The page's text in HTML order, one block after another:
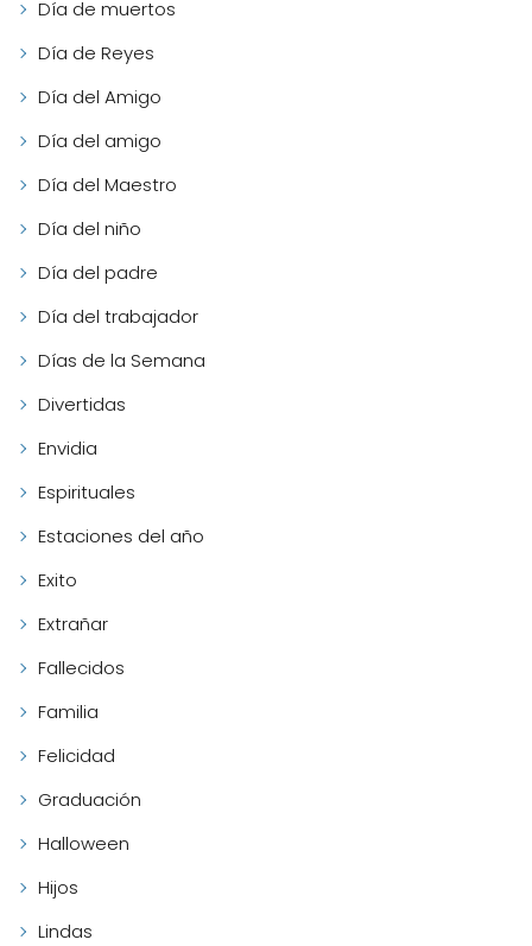
Día de muertos
Día de Reyes
Día del Amigo
Día del amigo
Día del Maestro
Día del niño
Día del padre
Día del trabajador
Días de la Semana
Divertidas
Envidia
Espirituales
Estaciones del año
Exito
Extrañar
Fallecidos
Familia
Felicidad
Graduación
Halloween
Hijos
Lindas